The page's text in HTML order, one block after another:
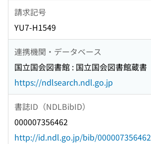
請求記号
YU7-H1549
連携機関・データベース
国立国会図書館 : 国立国会図書館蔵書
https://ndlsearch.ndl.go.jp
書誌ID（NDLBibID）
000007356462
http://id.ndl.go.jp/bib/000007356462